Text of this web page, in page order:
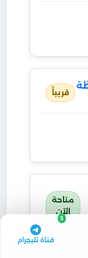
قناة تليجرام
3
قريباً
متاحة
الآن